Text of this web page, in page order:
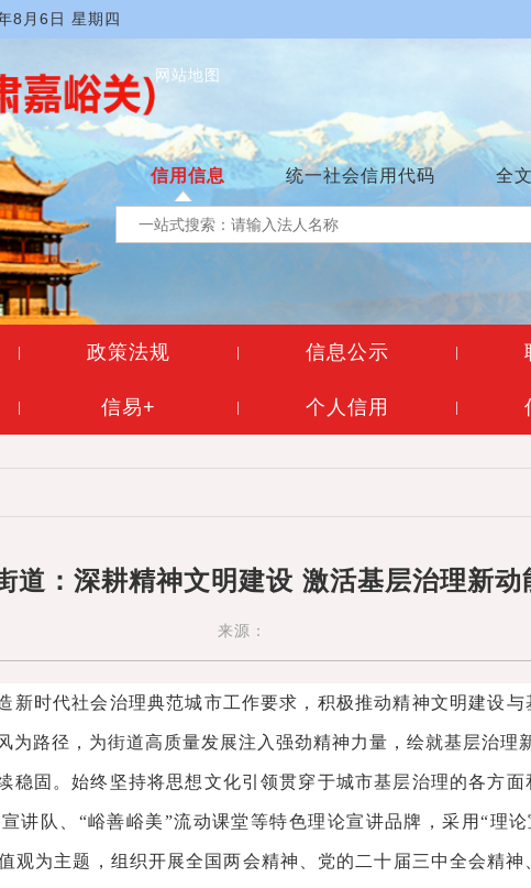
8月6日 星期四
网站地图
信用信息 统一社会信用代码 全
政策法规 信息公示
信易+ 个人信用
道：深耕精神文明建设 激活基层治理新动
来源：
新时代社会治理典范城市工作要求，积极推动精神文明建设
为路径，为街道高质量发展注入强劲精神力量，绘就基层治理
稳固。始终坚持将思想文化引领贯穿于城市基层治理的各方
讲队、“峪善峪美”流动课堂等特色理论宣讲品牌，采用“理
观为主题，组织开展全国两会精神、党的二十届三中全会精